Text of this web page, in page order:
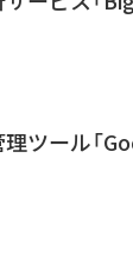
ツール「